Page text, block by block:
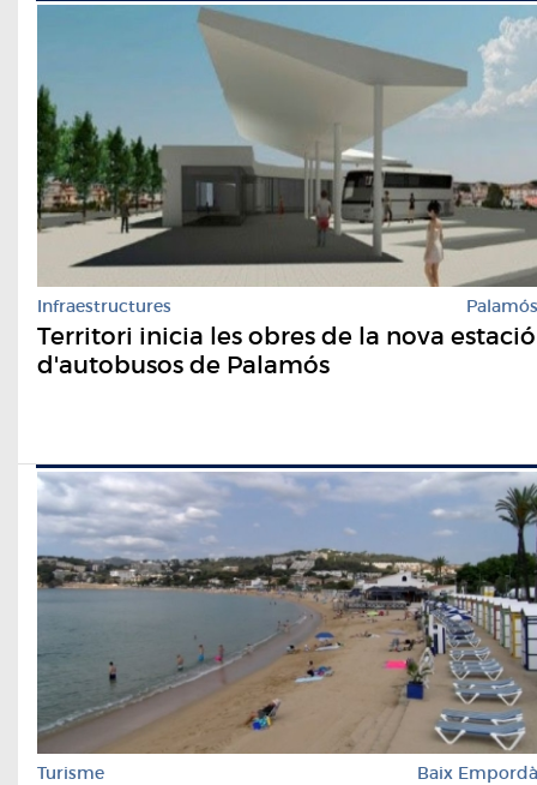
Infraestructures Palamós
Territori inicia les obres de la nova estació
d'autobusos de Palamós
Turisme Baix Empordà